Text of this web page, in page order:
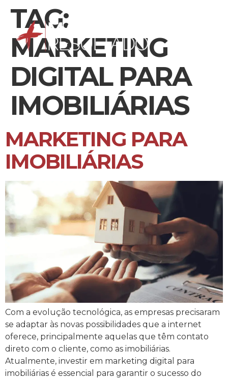
TAG:
MARKETING
DIGITAL PARA
IMOBILIÁRIAS
MARKETING PARA
IMOBILIÁRIAS
Com a evolução tecnológica, as empresas precisaram
se adaptar às novas possibilidades que a internet
oferece, principalmente aquelas que têm contato
direto com o cliente, como as imobiliárias.
Atualmente, investir em marketing digital para
imobiliárias é essencial para garantir o sucesso do